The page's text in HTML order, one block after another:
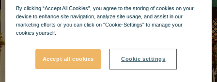
By clicking “Accept All Cookies”, you agree to the storing of cookies on your
device to enhance site navigation, analyze site usage, and assist in our
marketing efforts or you can click on "Cookie-Settings" to manage your
cookies yourself.
Accept all cookies Cookie settings